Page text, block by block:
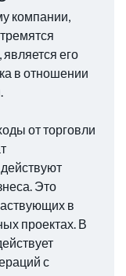
компании,
его
в отношении
от торговли
Это
в
проектах. В
с